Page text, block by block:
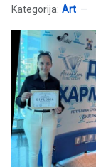
Kategorija: Art